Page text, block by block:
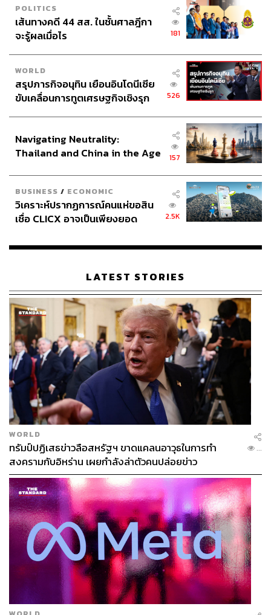
ปัญญาประดิษฐ์ (Artificial intelligence - AI)
THE STANDARD
528
THE STANDARD WEALTH
ทีมข่าว THE STANDARD
POLITICS
เส้นทางคดี 44 สส. ในชั้นศาลฎีกา
จะรู้ผลเมื่อไร
181
WORLD
สรุปภารกิจอนุทิน เยือนอินโดนีเซีย
ขับเคลื่อนการทูตเศรษฐกิจเชิงรุก
526
Navigating Neutrality:
Thailand and China in the Age
157
BUSINESS / ECONOMIC
วิเคราะห์ปรากฏการณ์คนแห่ขอสิน
เชื่อ CLICX อาจเป็นเพียงยอด
เรือนไทยที่ถูกซุกไว้
2.5K
LATEST STORIES
WORLD
ทรัมป์ปฏิเสธข่าวลือสหรัฐฯ ขาดแคลนอาวุธในการทำ
สงครามกับอิหร่าน เผยกำลังล่าตัวคนปล่อยข่าว
...